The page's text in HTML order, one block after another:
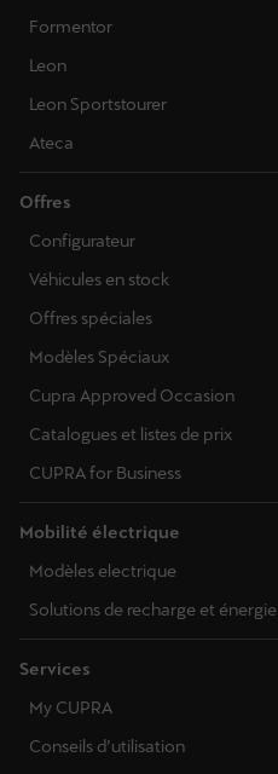
Formentor
Leon
Leon Sportstourer
Ateca
Offres
Configurateur
Véhicules en stock
Offres spéciales
Modèles Spéciaux
Cupra Approved Occasion
Catalogues et listes de prix
CUPRA for Business
Mobilité électrique
Modèles electrique
Solutions de recharge et énergie
Services
My CUPRA
Conseils d’utilisation